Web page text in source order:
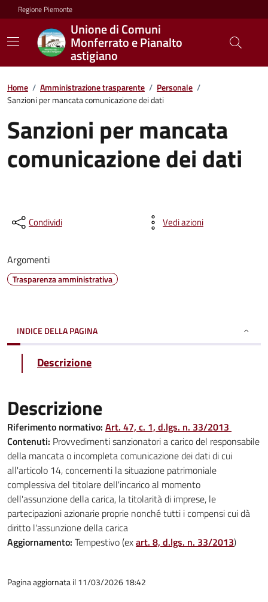
Regione Piemonte
Unione di Comuni
Monferrato e Pianalto
astigiano
Home / Amministrazione trasparente / Personale /
Sanzioni per mancata comunicazione dei dati
Sanzioni per mancata
comunicazione dei dati
Condividi Vedi azioni
Argomenti
Trasparenza amministrativa
INDICE DELLA PAGINA
Descrizione
Descrizione
Riferimento normativo: Art. 47, c. 1, d.lgs. n. 33/2013
Contenuti: Provvedimenti sanzionatori a carico del responsabile
della mancata o incompleta comunicazione dei dati di cui
all'articolo 14, concernenti la situazione patrimoniale
complessiva del titolare dell'incarico al momento
dell'assunzione della carica, la titolarità di imprese, le
partecipazioni azionarie proprie nonché tutti i compensi cui dà
diritto l'assunzione della carica
Aggiornamento: Tempestivo (exart. 8, d.lgs. n. 33/2013)
Pagina aggiornata il 11/03/2026 18:42